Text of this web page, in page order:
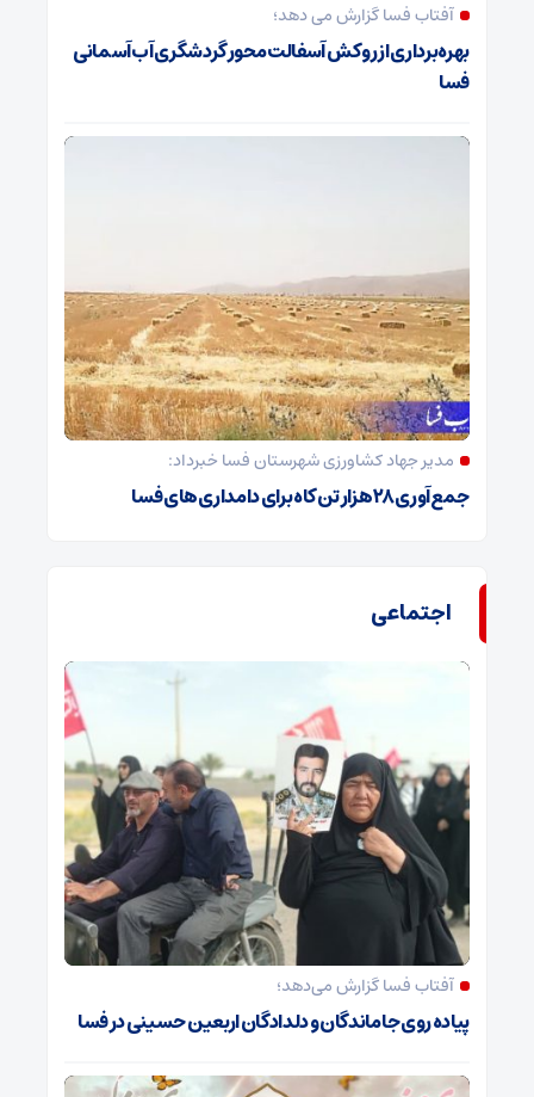
آفتاب فسا گزارش می دهد؛
بهره‌برداری از روکش آسفالت محور گردشگری آب‌آسمانی
فسا
مدیر جهاد کشاورزی شهرستان فسا خبرداد:
جمع‌آوری ۲۸ هزار تن کاه برای دامداری‌های فسا
اجتماعی
آفتاب فسا گزارش می‌دهد؛
پیاده روی جاماندگان و دلدادگان اربعین حسینی در فسا